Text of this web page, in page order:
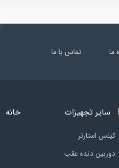
ما تماس با ما
سایر تجهیزات
کیلس استارتر
دوربین دنده عقب
خانه